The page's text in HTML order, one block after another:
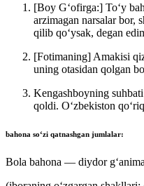
[Boy Gʻofirga:] Toʻy
arzimagan narsalar bor,
qilib qoʻysak, degan
[Fotimaning] Amakisi
uning otasidan qolgan
Kengashboyning
qoldi. Oʻzbekiston
bahona soʻzi qatnashgan jumlalar:
Bola bahona — diydor